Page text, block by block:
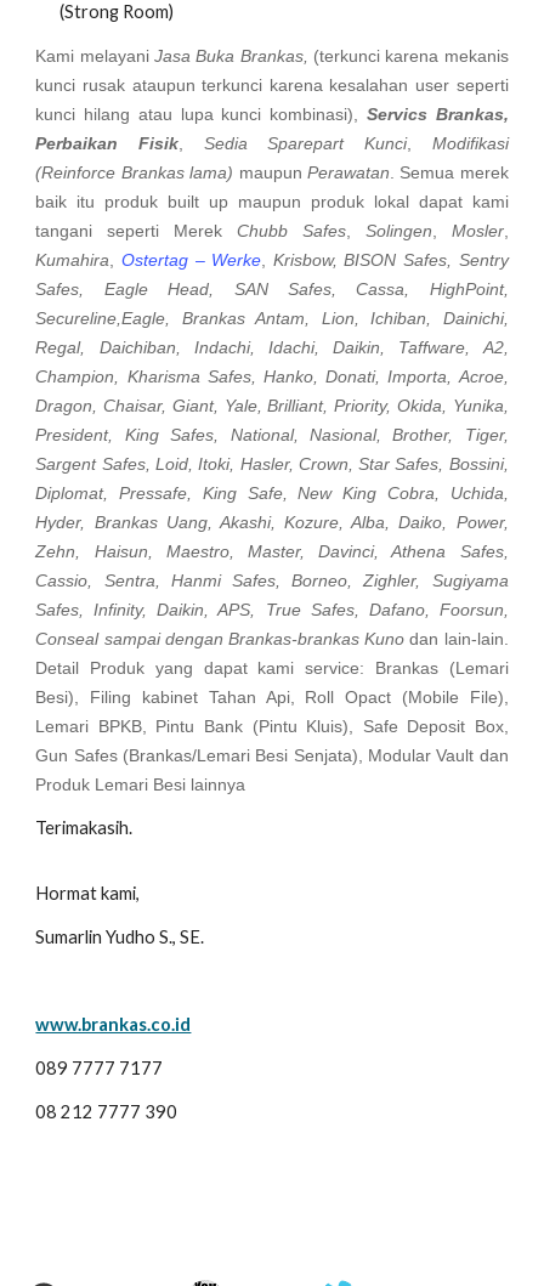
(Strong Room)
Kami melayaniJasa Buka Brankas, (terkunci karena mekanis
kunci rusak ataupun terkunci karena kesalahan user seperti
kunci hilang atau lupa kunci kombinasi), Servics Brankas,
Perbaikan Fisik
Sedia Sparepart Kunci, Modifikasi
(Reinforce Brankas lama) maupun Perawatan . Semua merek
baik itu produk built up maupun produk lokal dapat kami
tangani seperti Merek Chubb Safes, Solingen Mosler,
Kumahira ,Ostertag – Werke
Krisbow, BISON Safes, Sentry
Safes, Eagle Head, SAN Safes, Cassa, HighPoint,
Secureline,Eagle, Brankas Antam, Lion, Ichiban, Dainichi,
Regal, Daichiban, Indachi, Idachi, Daikin, Taffware, A2,
Champion, Kharisma Safes, Hanko, Donati, Importa, Acroe,
Dragon, Chaisar, Giant, Yale, Brilliant, Priority, Okida, Yunika,
President, King Safes, National, Nasional, Brother, Tiger,
Sargent Safes, Loid, Itoki, Hasler, Crown, Star Safes, Bossini,
Diplomat, Pressafe, King Safe, New King Cobra, Uchida,
Hyder, Brankas Uang, Akashi, Kozure, Alba, Daiko, Power,
Zehn, Haisun, Maestro, Master, Davinci, Athena Safes,
Cassio, Sentra, Hanmi Safes, Borneo, Zighler, Sugiyama
Safes, Infinity, Daikin, APS, True Safes, Dafano, Foorsun,
Conseal sampai dengan Brankas-brankas Kuno dan lain-lain.
Detail Produk yang dapat kami service: Brankas (Lemari
Besi), Filing kabinet Tahan Api, Roll Opact (Mobile File),
Lemari BPKB, Pintu Bank (Pintu Kluis), Safe Deposit Box,
Gun Safes (Brankas/Lemari Besi Senjata), Modular Vault dan
Produk Lemari Besi lainnya
Terimakasih.
Hormat kami,
Sumarlin Yudho S., SE.
www.brankas.co.id
089 7777 7177
08 212 7777 390